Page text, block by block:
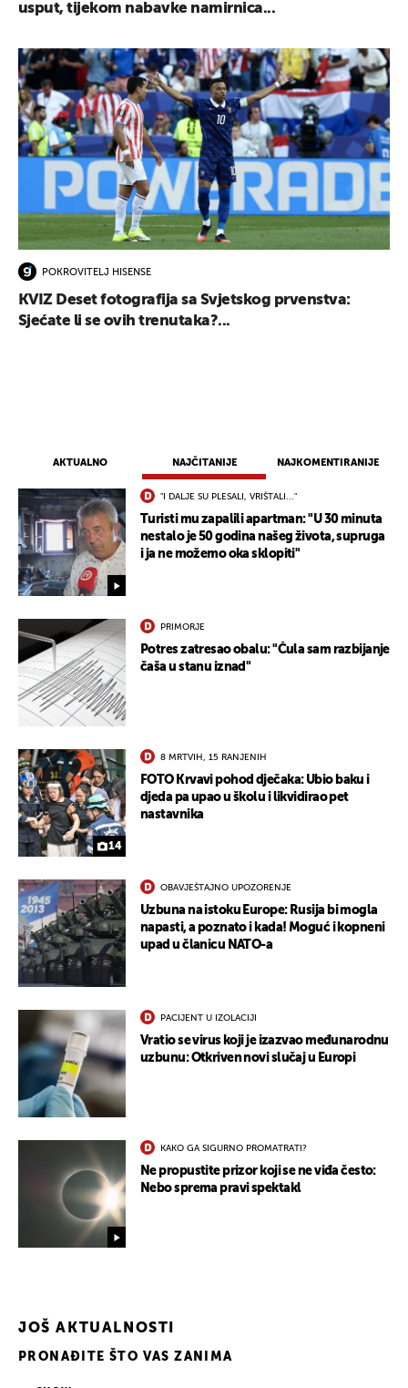
AKTUALNO NAJČITANIJE NAJKOMENTIRANIJE
"I DALJE SU PLESALI, VRIŠTALI..."
Turisti mu zapalili apartman: "U 30 minuta
nestalo je 50 godina našeg života, supruga
i ja ne možemo oka sklopiti"
PRIMORJE
Potres zatresao obalu: "Čula sam razbijanje
čaša u stanu iznad"
14
8 MRTVIH, 15 RANJENIH
FOTO Krvavi pohod dječaka: Ubio baku i
djeda pa upao u školu i likvidirao pet
nastavnika
OBAVJEŠTAJNO UPOZORENJE
Uzbuna na istoku Europe: Rusija bi mogla
napasti, a poznato i kada! Moguć i kopneni
upad u članicu NATO-a
PACIJENT U IZOLACIJI
Vratio se virus koji je izazvao međunarodnu
uzbunu: Otkriven novi slučaj u Europi
KAKO GA SIGURNO PROMATRATI?
Ne propustite prizor koji se ne viđa često:
Nebo sprema pravi spektakl
JOŠ AKTUALNOSTI
usput, tijekom nabavke namirnica...
POKROVITELJ HISENSE
KVIZ Deset fotografija sa Svjetskog prvenstva:
Sjećate li se ovih trenutaka?...
PRONAĐITE ŠTO VAS ZANIMA